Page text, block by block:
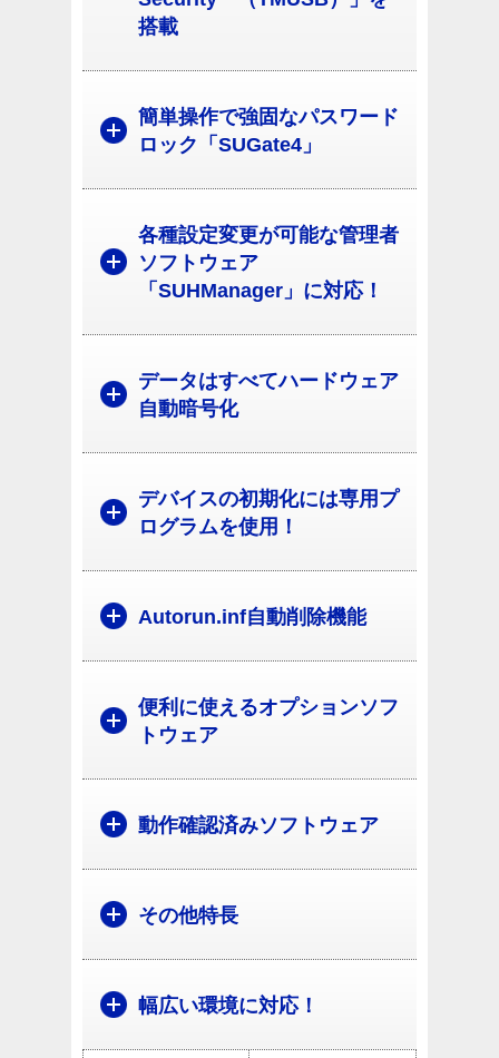
搭載
簡単操作で強固なパスワード
ロック「SUGate4」
各種設定変更が可能な管理者
ソフトウェア
「SUHManager」に対応！
データはすべてハードウェア
自動暗号化
デバイスの初期化には専用プ
ログラムを使用！
Autorun.inf自動削除機能
便利に使えるオプションソフ
トウェア
動作確認済みソフトウェア
その他特長
幅広い環境に対応！